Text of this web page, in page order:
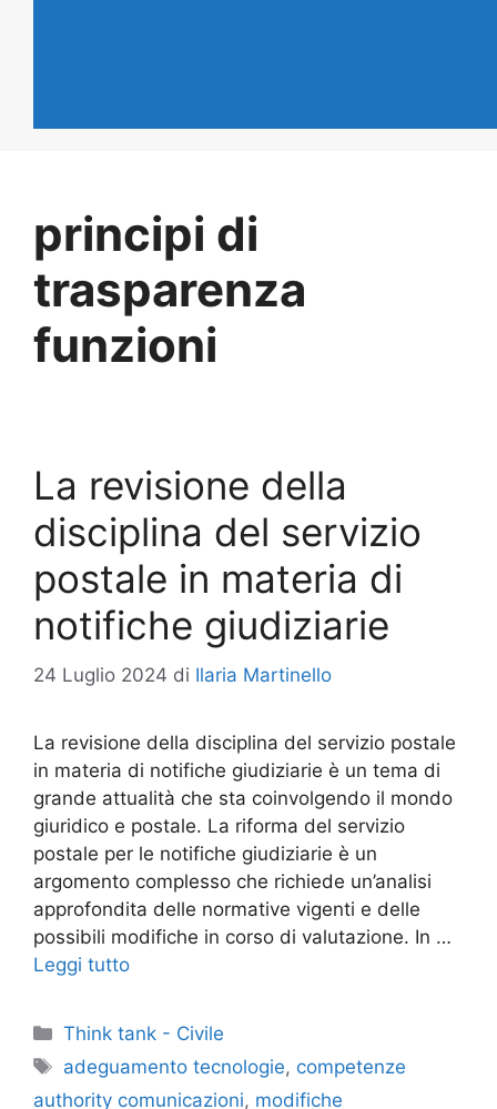
principi di
trasparenza
funzioni
La revisione della
disciplina del servizio
postale in materia di
notifiche giudiziarie
24 Luglio 2024 di Ilaria Martinello
La revisione della disciplina del servizio postale
in materia di notifiche giudiziarie è un tema di
grande attualità che sta coinvolgendo il mondo
giuridico e postale. La riforma del servizio
postale per le notifiche giudiziarie è un
argomento complesso che richiede un’analisi
approfondita delle normative vigenti e delle
possibili modifiche in corso di valutazione. In …
Leggi tutto
Categorie
Think tank - Civile
Tag
adeguamento tecnologie, competenze
authority comunicazioni, modifiche